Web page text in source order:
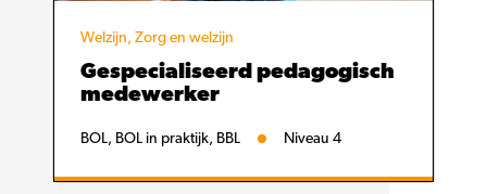
Welzijn, Zorg en welzijn
Gespecialiseerd pedagogisch
medewerker
BOL, BOL in praktijk, BBL Niveau 4